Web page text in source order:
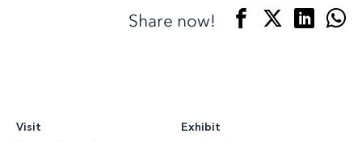
Share now!
Visit
Exhibit